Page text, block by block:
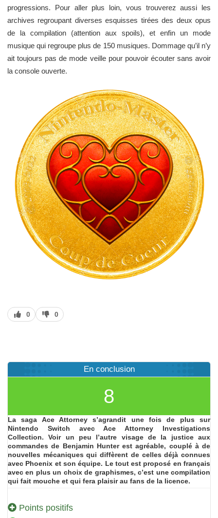
progressions. Pour aller plus loin, vous trouverez aussi les
archives regroupant diverses esquisses tirées des deux opus
de la compilation (attention aux spoils), et enfin un mode
musique qui regroupe plus de 150 musiques. Dommage qu’il n’y
ait toujours pas de mode veille pour pouvoir écouter sans avoir
la console ouverte.
J’aime
0
J’aime
pas
0
En conclusion
8
La saga Ace Attorney s’agrandit une fois de plus sur
Nintendo Switch avec Ace Attorney Investigations
Collection. Voir un peu l’autre visage de la justice aux
commandes de Benjamin Hunter est agréable, couplé à de
nouvelles mécaniques qui diffèrent de celles déjà connues
avec Phoenix et son équipe. Le tout est proposé en français
avec en plus un choix de graphismes, c’est une compilation
qui fait mouche et qui fera plaisir au fans de la licence.
Points positifs